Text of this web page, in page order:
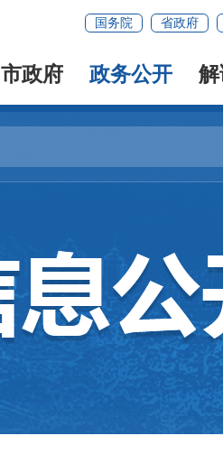
国务院 省政府
市政府 政务公开